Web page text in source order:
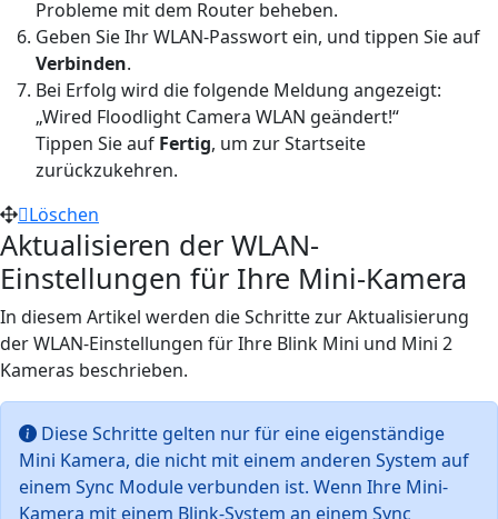
Probleme mit dem Router beheben.
Geben Sie Ihr WLAN-Passwort ein, und tippen Sie auf
Verbinden.
Bei Erfolg wird die folgende Meldung angezeigt:
„Wired Floodlight Camera WLAN geändert!“
Tippen Sie auf Fertig, um zur Startseite
zurückzukehren.
Löschen
Aktualisieren der WLAN-
Einstellungen für Ihre Mini-Kamera
In diesem Artikel werden die Schritte zur Aktualisierung
der WLAN-Einstellungen für Ihre Blink Mini und Mini 2
Kameras beschrieben.
Diese Schritte gelten nur für eine eigenständige
Mini Kamera, die nicht mit einem anderen System auf
einem Sync Module verbunden ist. Wenn Ihre Mini-
Kamera mit einem Blink-System an einem Sync